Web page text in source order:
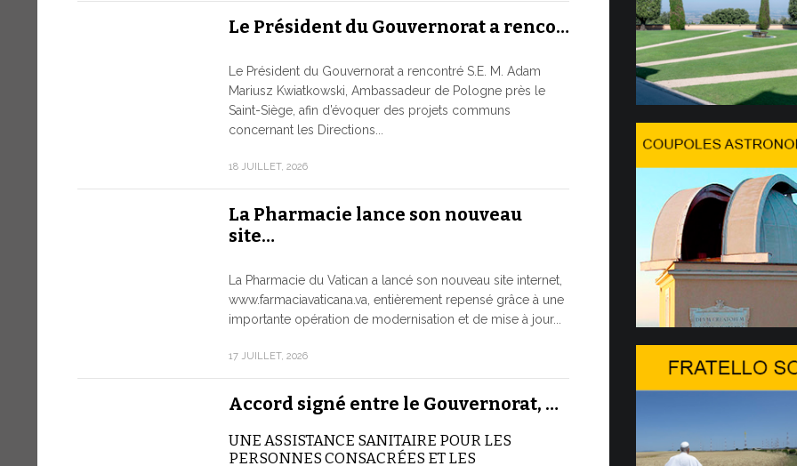
Le Président du Gouvernorat a renco…
Le Président du Gouvernorat a rencontré S.E. M. Adam
Mariusz Kwiatkowski, Ambassadeur de Pologne près le
Saint-Siège, afin d’évoquer des projets communs
concernant les Directions...
18 JUILLET, 2026
La Pharmacie lance son nouveau
site…
La Pharmacie du Vatican a lancé son nouveau site internet,
www.farmaciavaticana.va, entièrement repensé grâce à une
importante opération de modernisation et de mise à jour...
17 JUILLET, 2026
Accord signé entre le Gouvernorat, …
UNE ASSISTANCE SANITAIRE POUR LES
PERSONNES CONSACRÉES ET LES
Le Pape
ainsi que
cette...
8 JUILLET, 2026
Du 6
Dans
s'est installé
passera une
7 JUILLET, 2026
20…
L’édition
7 JUILLET, 2026